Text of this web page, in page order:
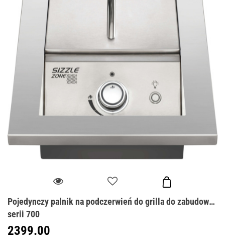
Pojedynczy palnik na podczerwień do grilla do zabudowy
serii 700
2399.00